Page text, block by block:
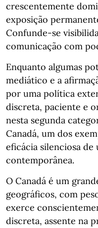
crescentemente
exposição
Confunde-se
comunicação com
Enquanto algumas
mediático e a
por uma política
discreta, paciente e
nesta segunda
Canadá, um dos
eficácia silenciosa de
contemporânea.
O Canadá é um
geográficos, com
exerce
discreta, assente na